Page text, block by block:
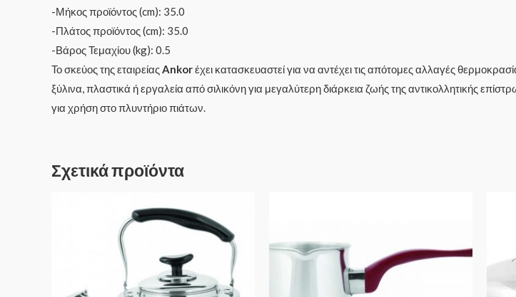
-Μήκος προϊόντος (cm): 35.0
-Πλάτος προϊόντος (cm): 35.0
-Βάρος Τεμαχίου (kg): 0.5
Το σκεύος της εταιρείαςAnkorέχει κατασκευαστεί για να αντέχει τις απότομες αλλαγές
ξύλινα, πλαστικά ή εργαλεία από σιλικόνη για μεγαλύτερη διάρκεια ζωής της αντικολλητικής
για χρήση στο πλυντήριο πιάτων.
Σχετικά προϊόντα